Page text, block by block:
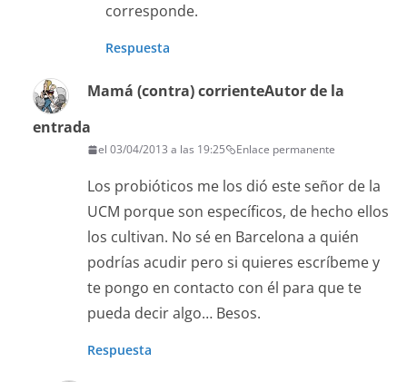
corresponde.
Respuesta
Mamá (contra) corrienteAutor de la
entrada
el 03/04/2013 a las 19:25 Enlace permanente
Los probióticos me los dió este señor de la
UCM porque son específicos, de hecho ellos
los cultivan. No sé en Barcelona a quién
podrías acudir pero si quieres escríbeme y
te pongo en contacto con él para que te
pueda decir algo… Besos.
Respuesta